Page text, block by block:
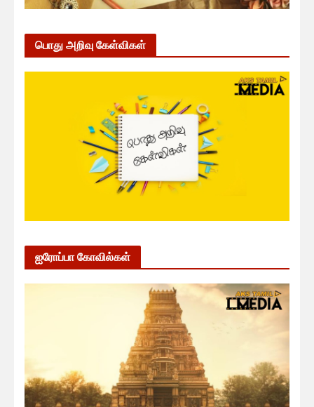
பொது அறிவு கேள்விகள்
ஐரோப்பா கோவில்கள்